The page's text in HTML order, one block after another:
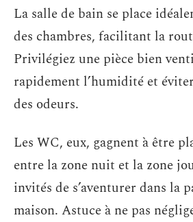
La salle de bain se place
des chambres, facilitant la
Privilégiez une pièce bien
rapidement l’humidité et
des odeurs.
Les WC, eux, gagnent à être
entre la zone nuit et la zone
invités de s’aventurer dans la
maison. Astuce à ne pas